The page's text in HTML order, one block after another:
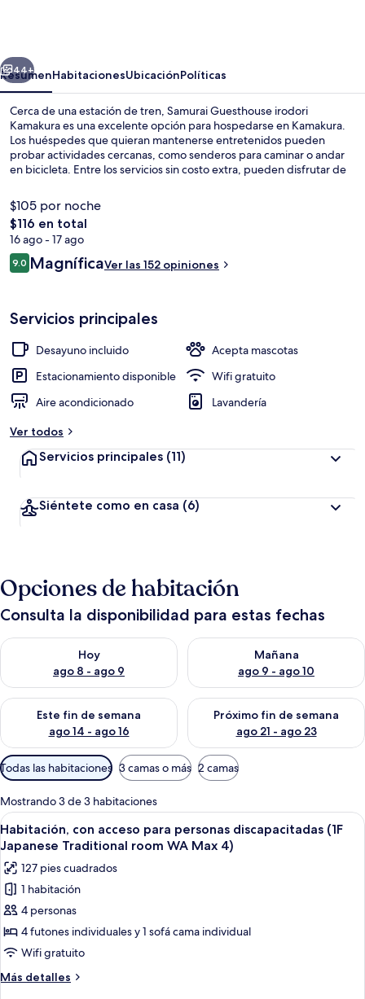
Siguiente
44+
ResumenHabitacionesUbicaciónPolíticas
Cerca de una estación de tren, Samurai Guesthouse irodori
Kamakura es una excelente opción para hospedarse en Kamakura.
Los huéspedes que quieran mantenerse entretenidos pueden
probar actividades cercanas, como senderos para caminar o andar
en bicicleta. Entre los servicios sin costo extra, pueden disfrutar de
Destacan su terraza y su jardín.
$105 por noche
El
precio
total
es
$116 en total
16 ago - 17 ago
Opiniones
9.09.0 de 10,
MagníficaVer las 152 opiniones
Servicios principales
Desayuno incluido
Acepta mascotas
Estacionamiento disponible
Wifi gratuito
Aire acondicionado
Lavandería
Ver todos
Servicios principales (11)
Siéntete como en casa (6)
Opciones de habitación
Consulta la disponibilidad para estas fechas
Hoy
ago 8 - ago 9
Consulta la disponibilidad para hoy ago 8 - ago 9
Mañana
ago 9 - ago 10
Consulta la disponibilidad
Este fin de semana
ago 14 - ago 16
Consulta la disponibilidad para este fin de semana ago 14 -
Próximo fin de semana
ago 21 - ago 23
Consulta la disponibilidad
Filtros
disponibles
para
las
habitaciones
Todas las habitaciones 3 camas o más 2 camas
Mostrando 3 de 3 habitaciones
Abrir
todas
las
fotos
de
Habitación,
con
acceso
para
personas
Una habitación japonesa tradicional
8
Habitación, con acceso para personas discapacitadas (1F
Japanese Traditional room WA Max 4)
127 pies cuadrados
1 habitación
4 personas
4 futones individuales y 1 sofá cama individual
Wifi gratuito
Más detalles
Más